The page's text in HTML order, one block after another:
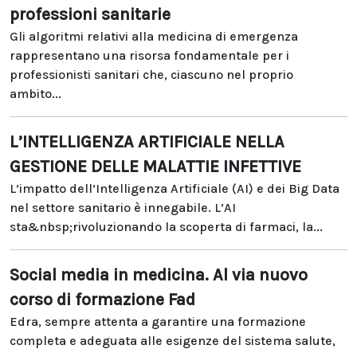
professioni sanitarie
Gli algoritmi relativi alla medicina di emergenza
rappresentano una risorsa fondamentale per i
professionisti sanitari che, ciascuno nel proprio
ambito...
L’INTELLIGENZA ARTIFICIALE NELLA
GESTIONE DELLE MALATTIE INFETTIVE
L’impatto dell’Intelligenza Artificiale (AI) e dei Big Data
nel settore sanitario è innegabile. L’AI
sta&nbsp;rivoluzionando la scoperta di farmaci, la...
Social media in medicina. Al via nuovo
corso di formazione Fad
Edra, sempre attenta a garantire una formazione
completa e adeguata alle esigenze del sistema salute,